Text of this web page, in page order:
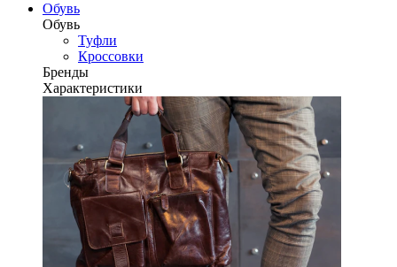
Обувь
Обувь
Туфли
Кроссовки
Бренды
Характеристики